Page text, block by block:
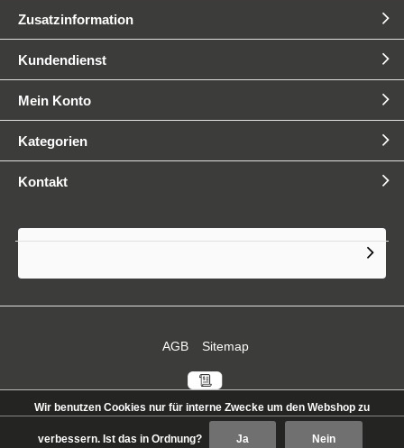
E-Gabelstapler vollständig
Logistik
Zusatzinformation
Kundendienst
Mein Konto
Kategorien
Kontakt
AGB Sitemap
Wir benutzen Cookies nur für interne Zwecke um den Webshop zu
verbessern. Ist das in Ordnung? Ja Nein